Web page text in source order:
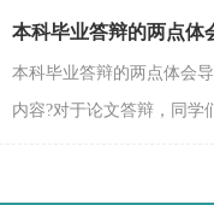
本科毕业答辩的两点体
本科毕业答辩的两点体会
内容?对于论文答辩，同学